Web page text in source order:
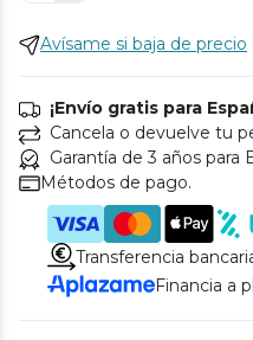
Avísame si baja de precio
¡Envío gratis para
Cancela o devuelve tu
Garantía de 3 años para
Métodos de pago.
Transferencia
Financia a